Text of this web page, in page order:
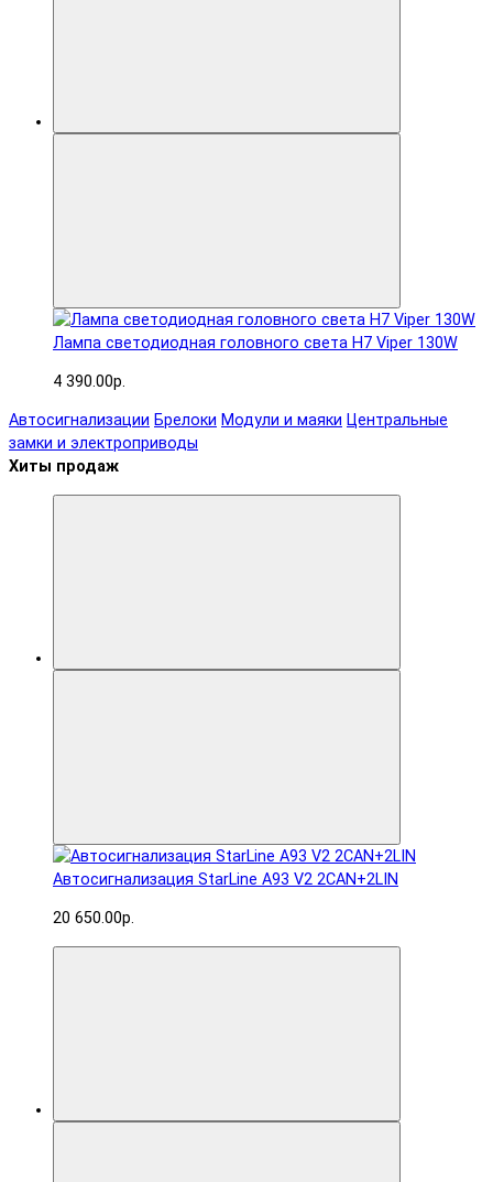
Лампа светодиодная головного света H7 Viper 130W
4 390.00р.
Автосигнализации Брелоки Модули и маяки Центральные
замки и электроприводы
Хиты продаж
Автосигнализация StarLine A93 V2 2CAN+2LIN
20 650.00р.